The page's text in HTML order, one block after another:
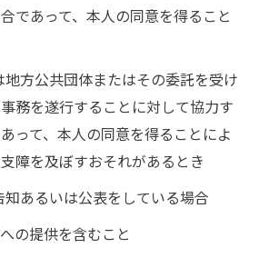
であって、本人の同意を得ること
地方公共団体またはその委託を受け
務を遂行することに対して協力す
って、本人の同意を得ることによ
障を及ぼすおそれがあるとき
知あるいは公表をしている場合
の提供を含むこと